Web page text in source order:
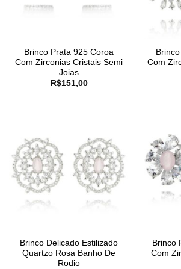
Brinco Prata 925 Coroa
Com Zirconias Cristais Semi
Joias
R$151,00
Com
Brinco Delicado Estilizado
Quartzo Rosa Banho De
Rodio
Brinco
Com